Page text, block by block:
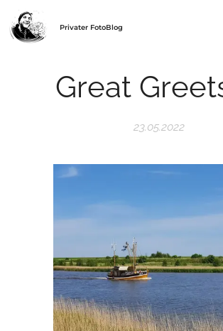
Privater FotoBlog
Great
23.05.2022